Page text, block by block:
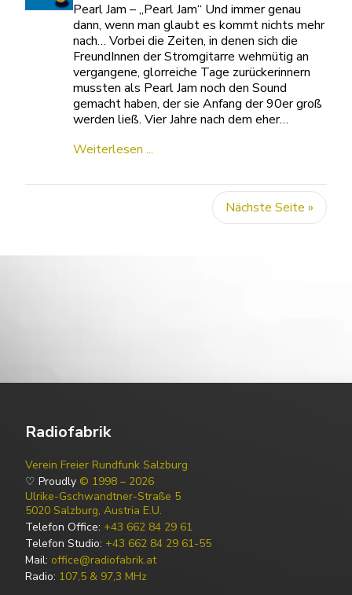
Pearl Jam – „Pearl Jam“ Und immer genau
dann, wenn man glaubt es kommt nichts mehr
nach… Vorbei die Zeiten, in denen sich die
FreundInnen der Stromgitarre wehmütig an
vergangene, glorreiche Tage zurückerinnern
mussten als Pearl Jam noch den Sound
gemacht haben, der sie Anfang der 90er groß
werden ließ. Vier Jahre nach dem eher…
Weiterlesen ...
Nächste Seite »
Radiofabrik
Verein Freier Rundfunk Salzburg
♡ Proudly © 1998 – 2026
Ulrike-Gschwandtner-Straße 5
5020 Salzburg, Austria E.U.
Telefon Office: +43 662 84 29 61
Telefon Studio: +43 662 84 29 61-55
Mail: office@radiofabrik.at
Radio: 107,5 & 97,3 MHz